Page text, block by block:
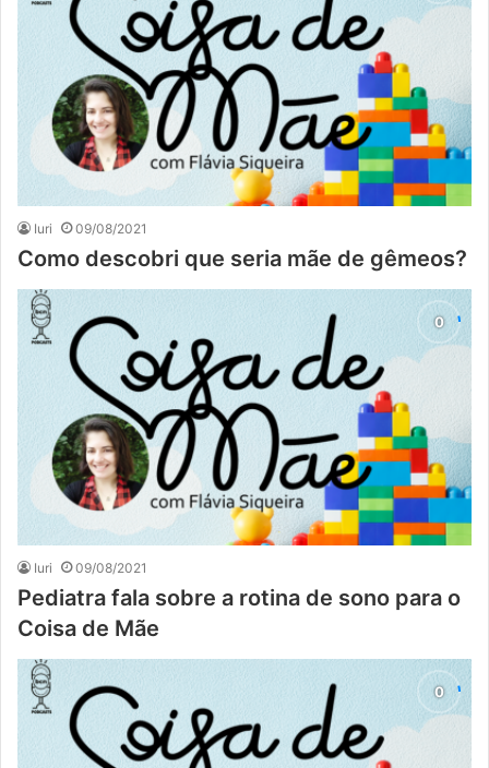
Iuri 09/08/2021
Como descobri que seria mãe de gêmeos?
Iuri 09/08/2021
Pediatra fala sobre a rotina de sono para o
Coisa de Mãe